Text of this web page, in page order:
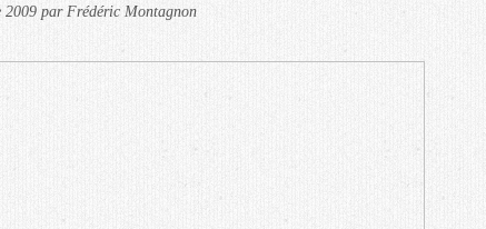
2009 par Frédéric Montagnon